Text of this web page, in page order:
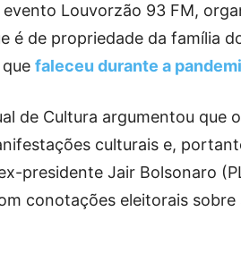
Louvorzão 93 FM,
é de propriedade da família
faleceu durante a
de Cultura argumentou que
culturais e,
presidente Jair Bolsonaro
conotações eleitorais sobre